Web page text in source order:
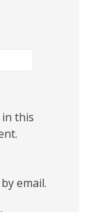
in this
email.